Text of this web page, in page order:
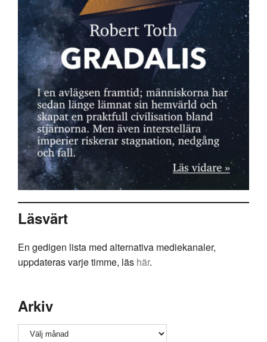
Läsvärt
En gedigen lista med alternativa mediekanaler,
uppdateras varje timme, läs här.
Arkiv
Arkiv